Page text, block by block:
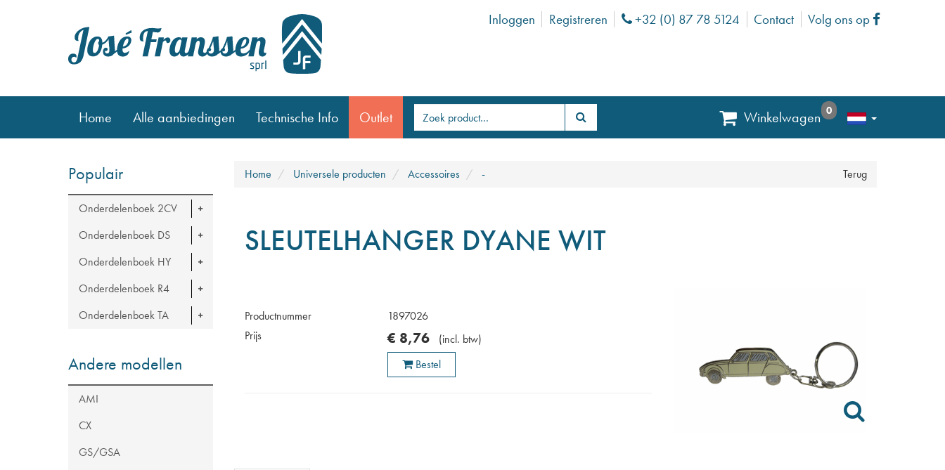
Inloggen Registreren Phone
+32 (0) 87 78 5124 Contact Volg ons op Facebook
Home Alle aanbiedingen Technische Info Outlet Winkelwagen 0
Populair
Onderdelenboek 2CV
Onderdelenboek DS
Onderdelenboek HY
Onderdelenboek R4
Onderdelenboek TA
Andere modellen
AMI
CX
GS/GSA
Terug
Home Universele producten Accessoires -
SLEUTELHANGER DYANE WIT
Productnummer
1897026
Prijs
€ 8,76 (incl. btw)
Bestel